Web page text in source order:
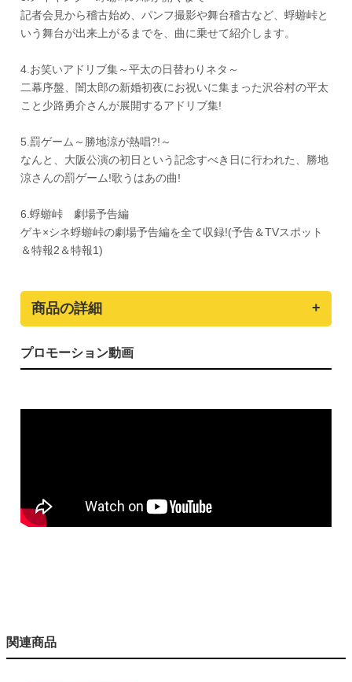
記者会見から稽古始め、パンフ撮影や舞台稽古など、蜉蝣峠と
いう舞台が出来上がるまでを、曲に乗せて紹介します。
4.お笑いアドリブ集～平太の日替わりネタ～
二幕序盤、闇太郎の新婚初夜にお祝いに集まった沢谷村の平太
こと少路勇介さんが展開するアドリブ集!
5.罰ゲーム～勝地涼が熱唱?!～
なんと、大阪公演の初日という記念すべき日に行われた、勝地
涼さんの罰ゲーム!歌うはあの曲!
6.蜉蝣峠 劇場予告編
ゲキ×シネ蜉蝣峠の劇場予告編を全て収録!(予告＆TVスポット
＆特報2＆特報1)
商品の詳細
プロモーション動画
関連商品